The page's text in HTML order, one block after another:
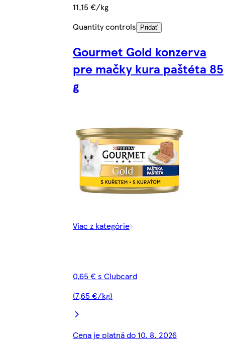
11,15 €/kg
Quantity controls
Pridať
Gourmet Gold konzerva
pre mačky kura paštéta 85
g
Viac z kategórie
0,65 € s Clubcard
(7,65 €/kg)
Cena je platná do 10. 8. 2026